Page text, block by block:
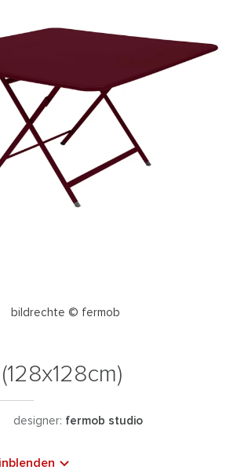
bildrechte © fermob
designer: fermob studio